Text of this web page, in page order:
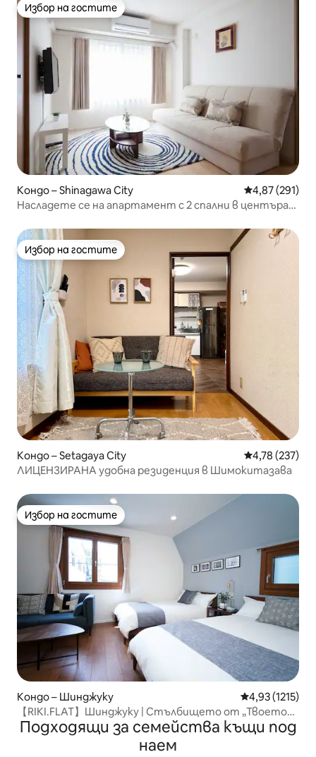
Избор на гостите
Избор на гостите
Кондо – Shinagawa City Средна
4,87 (291)
Насладете се на апартамент с 2 спални в центъра
Избор на гостите
Избор на гостите
Кондо – Setagaya City Средна
4,78 (237)
ЛИЦЕНЗИРАНА удобна резиденция в Шимокитазава
Избор на гостите
Избор на гостите
Кондо – Шинджуку Средна
4,93 (1215)
【RIKI.FLAT】Шинджуку | Стълбището от „Твоето
име“ в 20...
Подходящи за семейства къщи под
наем